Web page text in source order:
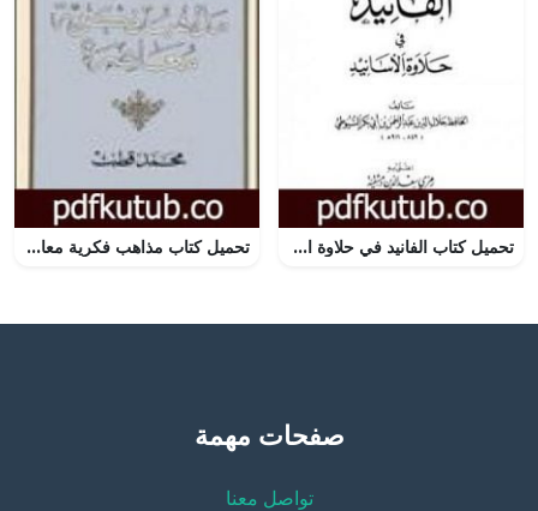
تحميل كتاب الفانيد في حلاوة الأسانيد PDF تأليف جلال الدين السيوطي مجانا [كامل] تحميل كتاب مذاهب فكرية معاصرة PDF تأليف محمد قطب مجانا [كامل]
صفحات مهمة
تواصل معنا